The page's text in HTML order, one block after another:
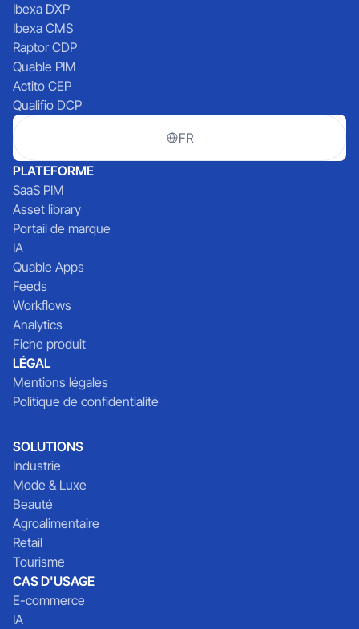
Ibexa DXP
Ibexa CMS
Raptor CDP
Quable PIM
Actito CEP
Qualifio DCP
FR
PLATEFORME
SaaS PIM
Asset library
Portail de marque
IA
Quable Apps
Feeds
Workflows
Analytics
Fiche produit
LÉGAL
Mentions légales
Politique de confidentialité
SOLUTIONS
Industrie
Mode & Luxe
Beauté
Agroalimentaire
Retail
Tourisme
CAS D'USAGE
E-commerce
IA